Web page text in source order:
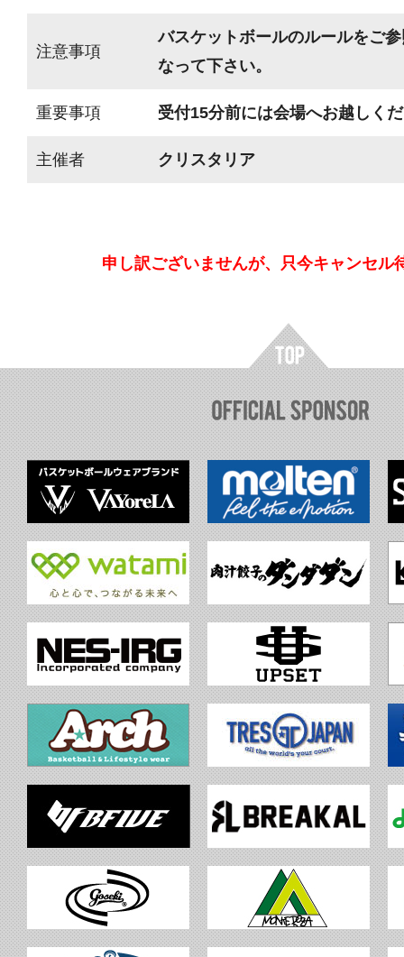
注意事項
バスケットボールのルールをご
なって下さい。
重要事項 受付15分前には会場へお越しく
主催者 クリスタリア
申し訳ございませんが、只今キャンセル